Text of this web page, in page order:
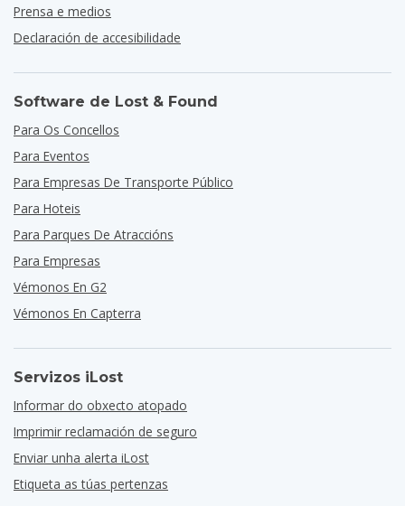
Prensa e medios
Declaración de accesibilidade
Software de Lost & Found
Para Os Concellos
Para Eventos
Para Empresas De Transporte Público
Para Hoteis
Para Parques De Atraccións
Para Empresas
Vémonos En G2
Vémonos En Capterra
Servizos iLost
Informar do obxecto atopado
Imprimir reclamación de seguro
Enviar unha alerta iLost
Etiqueta as túas pertenzas